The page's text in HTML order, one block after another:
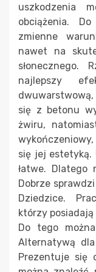
uszkodzenia
obciążenia.
zmienne
nawet na
słonecznego.
najlepszy
się z betonu
żwiru,
się jej estetyką.
łatwe. Dlatego
Dobrze
Dziedzice.
którzy
Do tego
Alternatywą
Prezentuje się